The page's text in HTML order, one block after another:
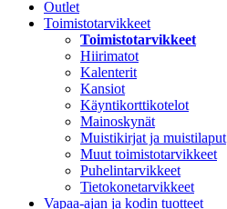
Outlet
Toimistotarvikkeet
Toimistotarvikkeet
Hiirimatot
Kalenterit
Kansiot
Käyntikorttikotelot
Mainoskynät
Muistikirjat ja muistilaput
Muut toimistotarvikkeet
Puhelintarvikkeet
Tietokonetarvikkeet
Vapaa-ajan ja kodin tuotteet